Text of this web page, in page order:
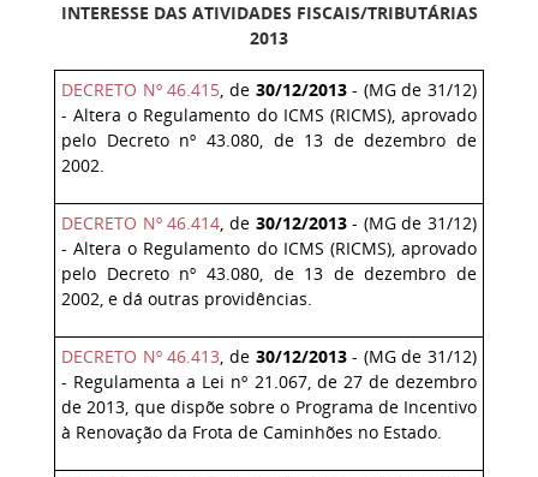
INTERESSE DAS ATIVIDADES FISCAIS/TRIBUTÁRIAS
2013
DECRETO Nº 46.415, de 30/12/2013- (MG de 31/12)
- Altera o Regulamento do ICMS (RICMS), aprovado
pelo Decreto nº 43.080, de 13 de dezembro de
2002.
DECRETO Nº 46.414, de 30/12/2013- (MG de 31/12)
- Altera o Regulamento do ICMS (RICMS), aprovado
pelo Decreto nº 43.080, de 13 de dezembro de
2002, e dá outras providências.
DECRETO Nº 46.413, de 30/12/2013- (MG de 31/12)
- Regulamenta a Lei nº 21.067, de 27 de dezembro
de 2013, que dispõe sobre o Programa de Incentivo
à Renovação da Frota de Caminhões no Estado.